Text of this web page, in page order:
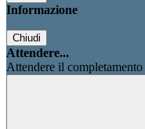
Informazione
Chiudi
Attendere...
Attendere il